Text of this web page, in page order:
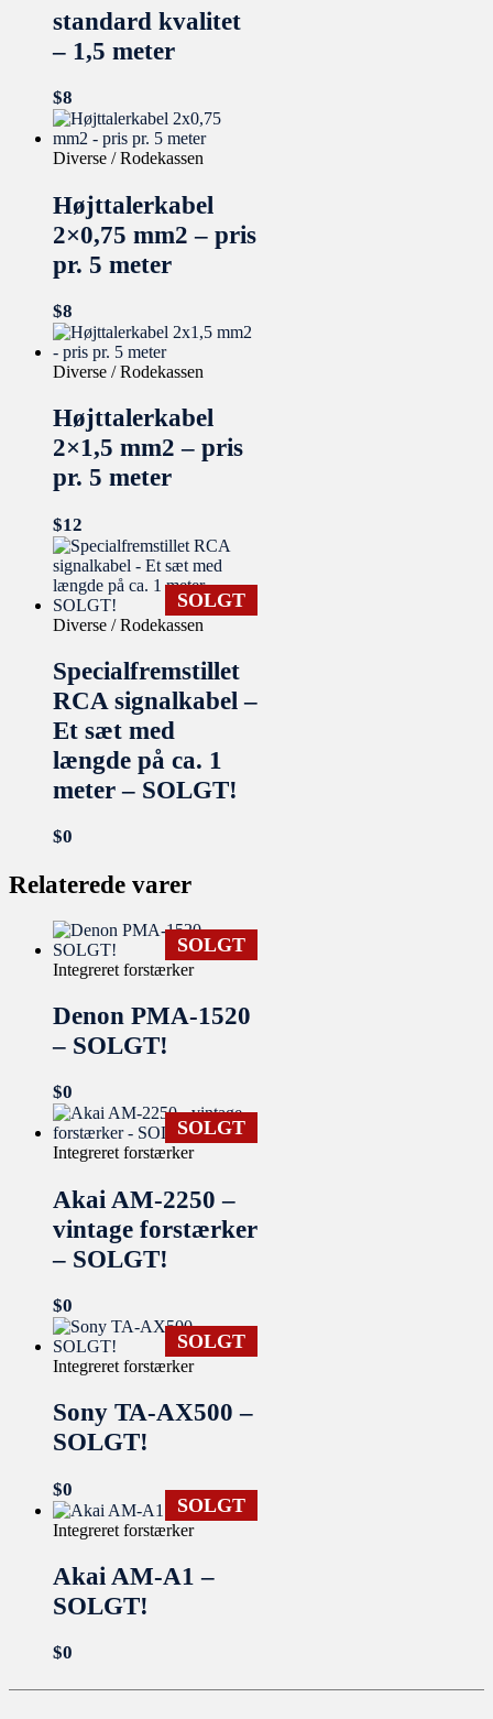
standard kvalitet
– 1,5 meter
$8
Diverse / Rodekassen
Højttalerkabel
2×0,75 mm2 – pris
pr. 5 meter
$8
Diverse / Rodekassen
Højttalerkabel
2×1,5 mm2 – pris
pr. 5 meter
$12
SOLGT
Diverse / Rodekassen
Specialfremstillet
RCA signalkabel –
Et sæt med
længde på ca. 1
meter – SOLGT!
$0
Relaterede varer
SOLGT
Integreret forstærker
Denon PMA-1520
– SOLGT!
$0
SOLGT
Integreret forstærker
Akai AM-2250 –
vintage forstærker
– SOLGT!
$0
SOLGT
Integreret forstærker
Sony TA-AX500 –
SOLGT!
$0
SOLGT
Integreret forstærker
Akai AM-A1 –
SOLGT!
$0